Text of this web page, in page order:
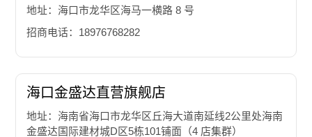
地址：海口市龙华区海马一横路 8 号
招商电话：18976768282
海口金盛达直营旗舰店
地址：海南省海口市龙华区丘海大道南延线2公里处海南
金盛达国际建材城D区5栋101铺面（4 店集群）